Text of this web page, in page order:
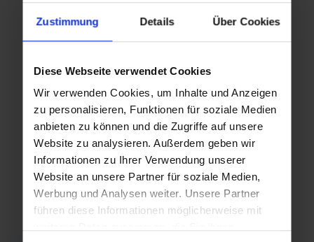
Zustimmung Details Über Cookies
Diese Webseite verwendet Cookies
Wir verwenden Cookies, um Inhalte und Anzeigen
zu personalisieren, Funktionen für soziale Medien
anbieten zu können und die Zugriffe auf unsere
Website zu analysieren. Außerdem geben wir
Informationen zu Ihrer Verwendung unserer
Website an unsere Partner für soziale Medien,
Werbung und Analysen weiter. Unsere Partner
führen diese Informationen möglicherweise mit
Do,
10.09.2026
18:30
Do,
17.09.2026
18:30
Do,
24.09.2026
18:30